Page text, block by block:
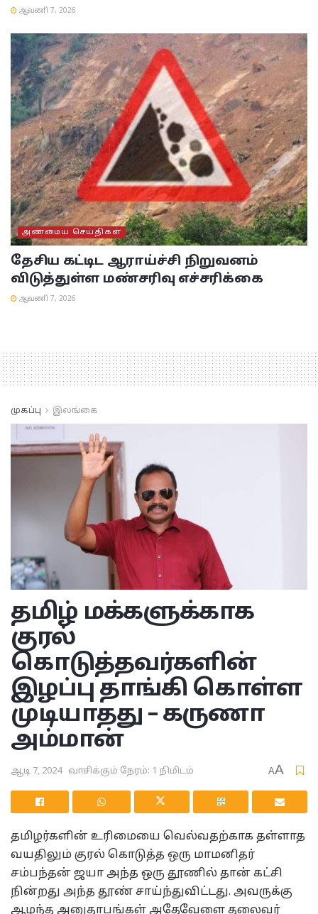
ஆவணி 7, 2026
அண்மைய செய்திகள்
தேசிய கட்டிட ஆராய்ச்சி நிறுவனம்
விடுத்துள்ள மண்சரிவு எச்சரிக்கை
ஆவணி 7, 2026
முகப்பு இலங்கை
தமிழ் மக்களுக்காக
குரல்
கொடுத்தவர்களின்
இழப்பு தாங்கி கொள்ள
முடியாதது – கருணா
அம்மான்
ஆடி 7, 2024 வாசிக்கும் நேரம்: 1 நிமிடம் AA
தமிழர்களின் உரிமையை வெல்வதற்காக தள்ளாத
வயதிலும் குரல் கொடுத்த ஒரு மாமனிதர்
சம்பந்தன் ஜயா அந்த ஒரு தூணில் தான் கட்சி
நின்றது அந்த தூண் சாய்ந்துவிட்டது. அவருக்கு
ஆழந்த அனுதாபங்கள் அதேவேளை தலைவர்